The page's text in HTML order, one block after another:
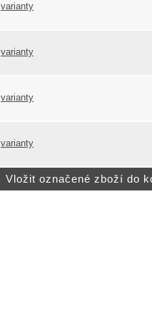
varianty
varianty
varianty
varianty